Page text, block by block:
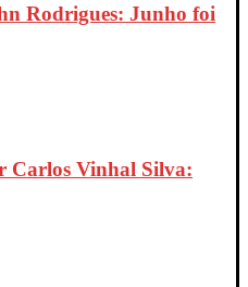
Rodrigues: Junho foi
Carlos Vinhal Silva: